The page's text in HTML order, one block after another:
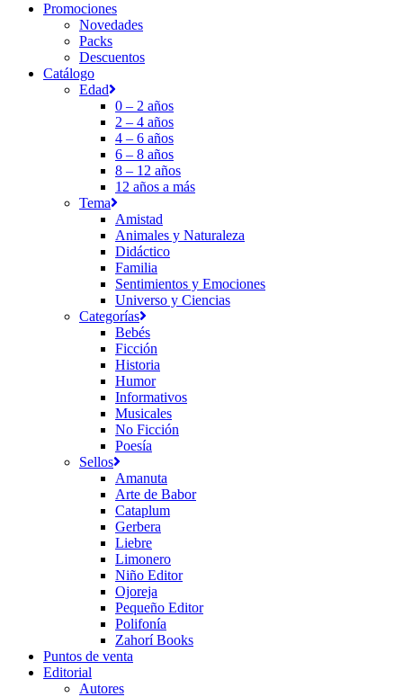
Promociones
Novedades
Packs
Descuentos
Catálogo
Edad
0 – 2 años
2 – 4 años
4 – 6 años
6 – 8 años
8 – 12 años
12 años a más
Tema
Amistad
Animales y Naturaleza
Didáctico
Familia
Sentimientos y Emociones
Universo y Ciencias
Categorías
Bebés
Ficción
Historia
Humor
Informativos
Musicales
No Ficción
Poesía
Sellos
Amanuta
Arte de Babor
Cataplum
Gerbera
Liebre
Limonero
Niño Editor
Ojoreja
Pequeño Editor
Polifonía
Zahorí Books
Puntos de venta
Editorial
Autores